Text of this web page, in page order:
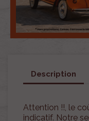
Description
Attention !!, le
indicatif. Notre